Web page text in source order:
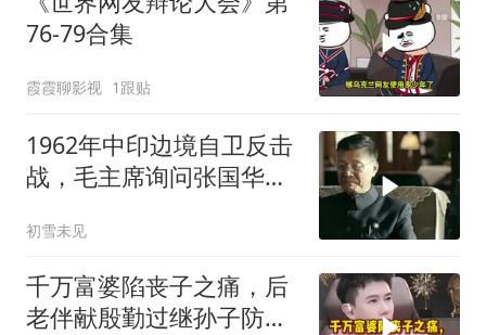
76-79合集
霞霞聊影视 1跟贴
1962年中印边境自卫反击
战，毛主席询问张国华能
初雪未见
千万富婆陷丧子之痛，后
老伴献殷勤过继孙子防绝